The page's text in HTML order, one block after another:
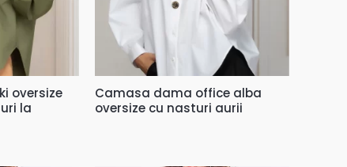
oversize
la
Camasa dama office alba
oversize cu nasturi aurii